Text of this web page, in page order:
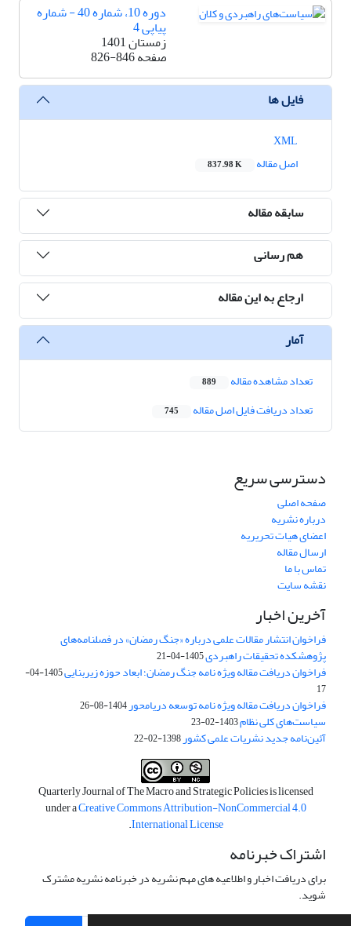
دوره 10، شماره 40 - شماره
پیاپی 4
زمستان 1401
صفحه826-846
فایل ها
اصل مقاله
837.98 K
سابقه مقاله
هم رسانی
ارجاع به این مقاله
آمار
تعداد مشاهده مقاله 889
تعداد دریافت فایل اصل مقاله 745
دسترسی سریع
صفحه اصلی
درباره نشریه
اعضای هیات تحریریه
ارسال مقاله
تماس با ما
نقشه سایت
آخرین اخبار
فراخوان انتشار مقالات علمی درباره «جنگ رمضان» در فصلنامه‌های
پژوهشکده تحقیقات راهبردی1405-04-21
فراخوان دریافت مقاله ویژه نامه جنگ رمضان؛ ابعاد حوزه زیربنایی
1405-04-
17
فراخوان دریافت مقاله ویژه نامه توسعه دریامحور1404-08-26
سیاست‌های کلی نظام1403-02-23
آئین‌نامه جدید نشریات علمی کشور1398-02-22
Quarterly Journal of The Macro and Strategic Policies is licensed
under aCreative Commons Attribution-NonCommercial 4.0
International License
.
اشتراک خبرنامه
برای دریافت اخبار و اطلاعیه های مهم نشریه در خبرنامه نشریه مشترک
شوید.